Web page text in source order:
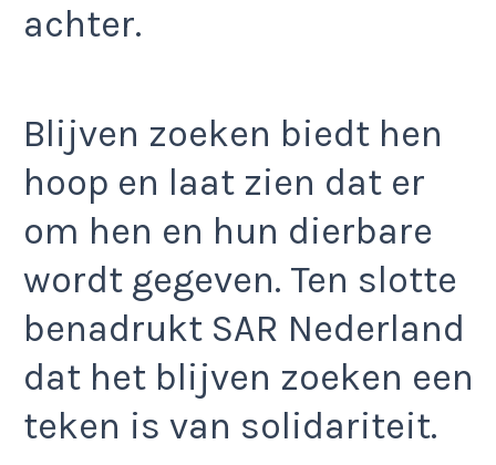
achter.
Blijven zoeken biedt hen
hoop en laat zien dat er
om hen en hun dierbare
wordt gegeven. Ten slotte
benadrukt SAR Nederland
dat het blijven zoeken een
teken is van solidariteit.